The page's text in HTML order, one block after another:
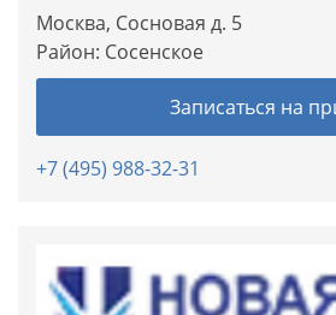
Москва, Сосновая д. 5
Район: Сосенское
Записаться на
+7 (495) 988-32-31